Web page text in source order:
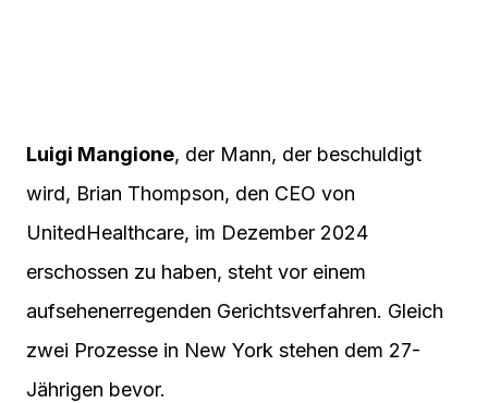
Luigi Mangione, der Mann, der beschuldigt
wird, Brian Thompson, den CEO von
UnitedHealthcare, im Dezember 2024
erschossen zu haben, steht vor einem
aufsehenerregenden Gerichtsverfahren. Gleich
zwei Prozesse in New York stehen dem 27-
Jährigen bevor.